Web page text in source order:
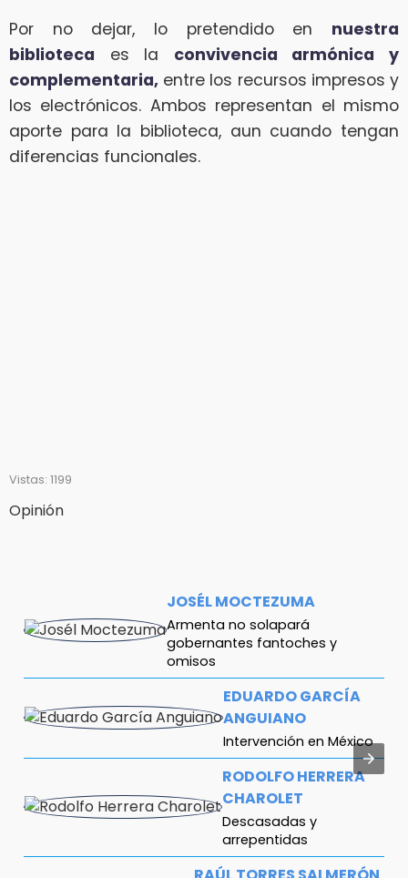
Por no dejar, lo pretendido en nuestra
biblioteca es la convivencia armónica y
complementaria, entre los recursos impresos y
los electrónicos. Ambos representan el mismo
aporte para la biblioteca, aun cuando tengan
diferencias funcionales.
Vistas: 1199
Opinión
JOSÉL MOCTEZUMA
Armenta no solapará
gobernantes fantoches y
omisos
EDUARDO GARCÍA
ANGUIANO
Intervención en México
RODOLFO HERRERA
CHAROLET
Descasadas y
arrepentidas